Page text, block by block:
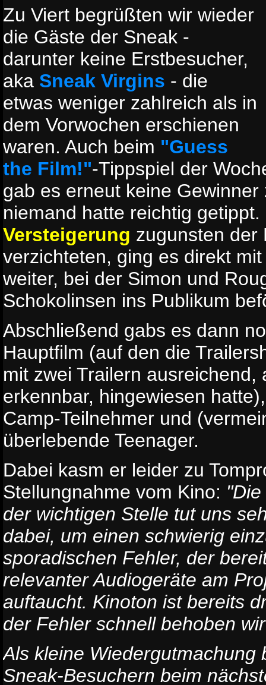
Zu Viert begrüßten wir wieder
die Gäste der Sneak -
darunter keine Erstbesucher,
aka Sneak Virgins - die
etwas weniger zahlreich als in
dem Vorwochen erschienen
waren. Auch beim "Guess
the Film!"-Tippspiel der
gab es erneut keine
niemand hatte reichtig
Versteigerung zugunsten der
verzichteten, ging es direkt
weiter, bei der Simon und
Schokolinsen ins Publikum
Abschließend gabs es dann
Hauptfilm (auf den die
mit zwei Trailern ausreichend,
erkennbar, hingewiesen
Camp-Teilnehmer und
überlebende Teenager.
Dabei kasm er leider zu
Stellungnahme vom Kino:
der wichtigen Stelle tut uns
dabei, um einen schwierig
sporadischen Fehler, der
relevanter Audiogeräte am
auftaucht. Kinoton ist bereits
der Fehler schnell behoben
Als kleine Wiedergutmachung
Sneak-Besuchern beim